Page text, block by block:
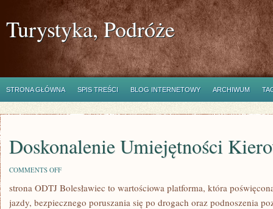
Turystyka, Podróże
STRONA GŁÓWNA SPIS TREŚCI BLOG INTERNETOWY ARCHIWUM
Doskonalenie Umiejętności
COMMENTS OFFON
UMIEJĘTNOŚCI
strona ODTJ Bolesławiec to wartościowa platforma, która
jazdy, bezpiecznego poruszania się po drogach oraz podnoszenia